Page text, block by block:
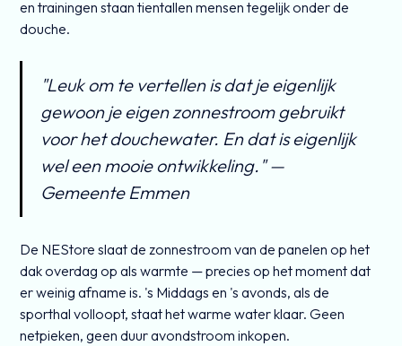
en trainingen staan tientallen mensen tegelijk onder de
douche.
"Leuk om te vertellen is dat je eigenlijk
gewoon je eigen zonnestroom gebruikt
voor het douchewater. En dat is eigenlijk
wel een mooie ontwikkeling." —
Gemeente Emmen
De NEStore slaat de zonnestroom van de panelen op het
dak overdag op als warmte — precies op het moment dat
er weinig afname is. 's Middags en 's avonds, als de
sporthal volloopt, staat het warme water klaar. Geen
netpieken, geen duur avondstroom inkopen.